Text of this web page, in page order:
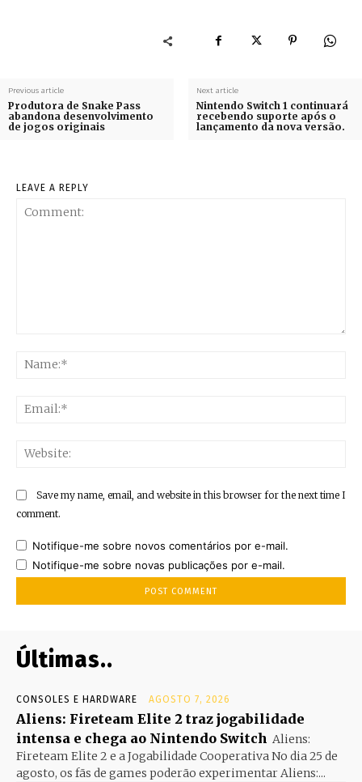
Previous article
Produtora de Snake Pass
abandona desenvolvimento
de jogos originais
Next article
Nintendo Switch 1 continuará
recebendo suporte após o
lançamento da nova versão.
LEAVE A REPLY
Save my name, email, and website in this browser for the next time I
comment.
Notifique-me sobre novos comentários por e-mail.
Notifique-me sobre novas publicações por e-mail.
Últimas..
CONSOLES E HARDWARE AGOSTO 7, 2026
Aliens: Fireteam Elite 2 traz jogabilidade
intensa e chega ao Nintendo Switch Aliens:
Fireteam Elite 2 e a Jogabilidade Cooperativa No dia 25 de
agosto, os fãs de games poderão experimentar Aliens:...